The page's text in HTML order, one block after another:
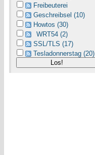
Freibeuterei
Geschreibsel (10)
Howtos (30)
WRT54 (2)
SSL/TLS (17)
Tesladonnerstag (20)